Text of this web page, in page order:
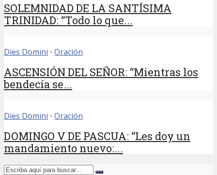
SOLEMNIDAD DE LA SANTÍSIMA
TRINIDAD: “Todo lo que...
Dies Domini • Oración
ASCENSIÓN DEL SEÑOR: “Mientras los
bendecía se...
Dies Domini • Oración
DOMINGO V DE PASCUA: “Les doy un
mandamiento nuevo:...